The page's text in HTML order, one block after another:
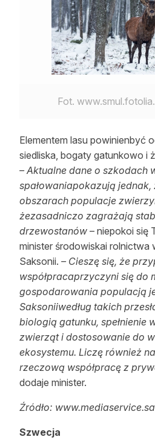
Fot.
Elementem lasu powinienbyć
siedliska, bogaty gatunkowo i
– Aktualne dane o szkodach
spałowaniapokazują jednak,
obszarach populacje
żezasadniczo zagrażają
drzewostanów – niepokoi się
minister środowiskai rolnictwa
Saksonii. – Cieszę się, że
współpracaprzyczyni się do
gospodarowania populacją
Saksoniiwedług takich
biologią gatunku, spełnienie
zwierząt i dostosowanie do
ekosystemu. Liczę również
rzeczową współpracę z
dodaje minister.
Źródło:
Szwecja